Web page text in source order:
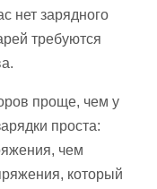
нет зарядного
требуются
проще, чем у
проста:
чем
который